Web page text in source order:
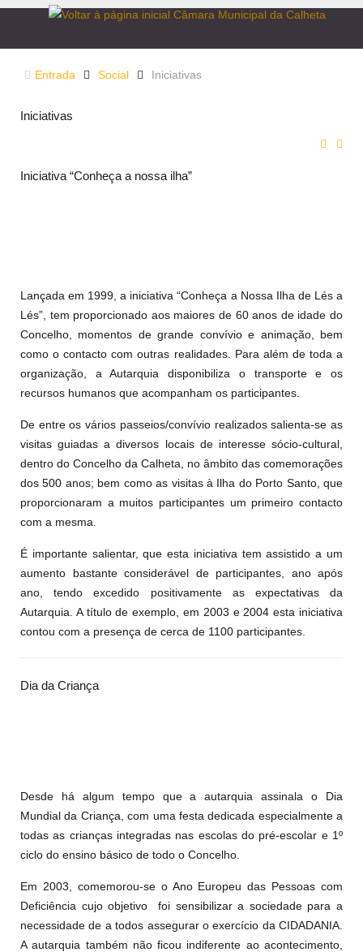
Entrada Social Iniciativas
Iniciativas
Iniciativa “Conheça a nossa ilha”
Lançada em 1999, a iniciativa “Conheça a Nossa Ilha de Lés a
Lés”, tem proporcionado aos maiores de 60 anos de idade do
Concelho, momentos de grande convívio e animação, bem
como o contacto com outras realidades. Para além de toda a
organização, a Autarquia disponibiliza o transporte e os
recursos humanos que acompanham os participantes.
De entre os vários passeios/convívio realizados salienta-se as
visitas guiadas a diversos locais de interesse sócio-cultural,
dentro do Concelho da Calheta, no âmbito das comemorações
dos 500 anos; bem como as visitas à Ilha do Porto Santo, que
proporcionaram a muitos participantes um primeiro contacto
com a mesma.
É importante salientar, que esta iniciativa tem assistido a um
aumento bastante considerável de participantes, ano após
ano, tendo excedido positivamente as expectativas da
Autarquia. A título de exemplo, em 2003 e 2004 esta iniciativa
contou com a presença de cerca de 1100 participantes.
Dia da Criança
Desde há algum tempo que a autarquia assinala o Dia
Mundial da Criança, com uma festa dedicada especialmente a
todas as crianças integradas nas escolas do pré-escolar e 1º
ciclo do ensino básico de todo o Concelho.
Em 2003, comemorou-se o Ano Europeu das Pessoas com
Deficiência cujo objetivo foi sensibilizar a sociedade para a
necessidade de a todos assegurar o exercício da CIDADANIA.
A autarquia também não ficou indiferente ao acontecimento,